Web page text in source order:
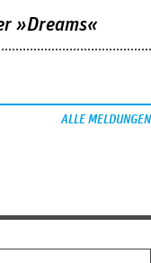
»Dreams«
ALLE MELDUNGEN